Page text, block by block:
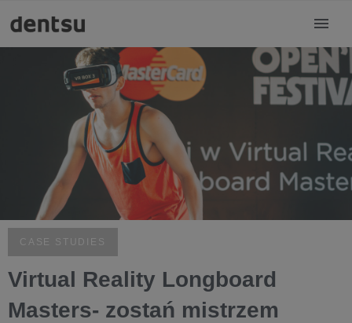
CASE STUDIES
Virtual Reality Longboard
Masters- zostań mistrzem